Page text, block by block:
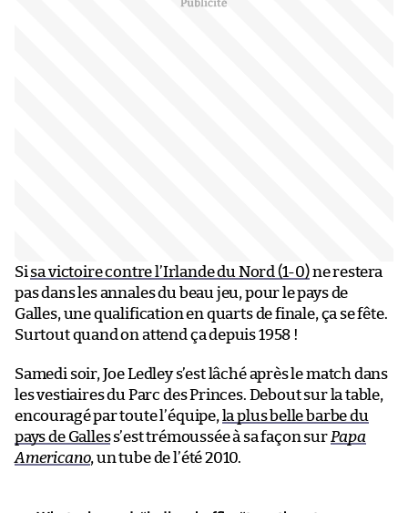
Si sa victoire contre l’Irlande du Nord (1-0)ne restera
pas dans les annales du beau jeu, pour le pays de
Galles, une qualification en quarts de finale, ça se fête.
Surtout quand on attend ça depuis 1958 !
Samedi soir, Joe Ledley s’est lâché après le match dans
les vestiaires du Parc des Princes. Debout sur la table,
encouragé par toute l’équipe, la plus belle barbe du
pays de Galless’est trémoussée à sa façon sur Papa
Americano, un tube de l’été 2010.